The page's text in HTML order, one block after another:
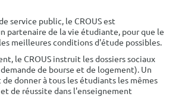
service public, le CROUS est
partenaire de la vie étudiante, pour que le
meilleures conditions d'étude possibles.
le CROUS instruit les dossiers sociaux
de bourse et de logement). Un
donner à tous les étudiants les mêmes
de réussite dans l'enseignement